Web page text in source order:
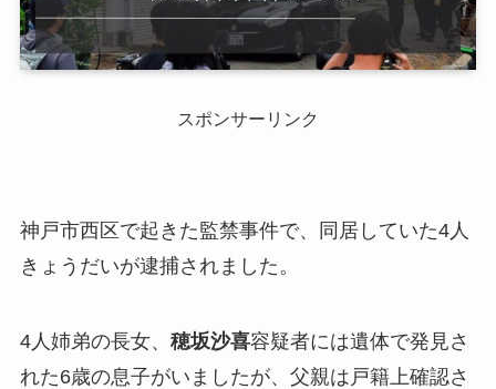
スポンサーリンク
神戸市西区で起きた監禁事件で、同居していた4人
きょうだいが逮捕されました。
4人姉弟の長女、 穂坂沙喜容疑者には遺体で発見さ
れた6歳の息子がいましたが、父親は戸籍上確認さ